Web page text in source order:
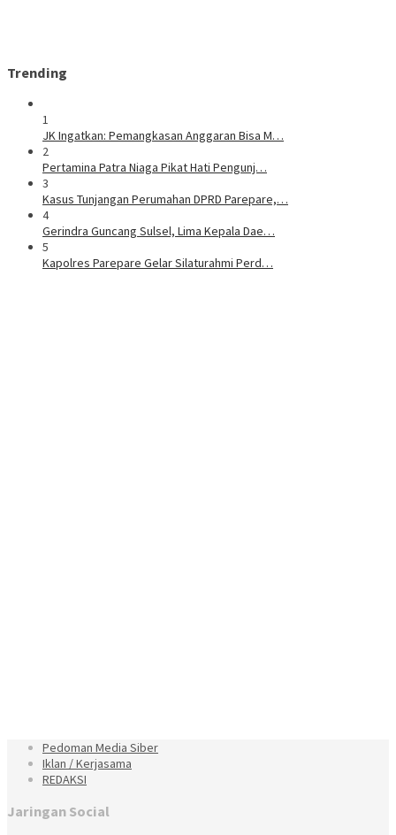
Trending
1
JK Ingatkan: Pemangkasan Anggaran Bisa M…
2
Pertamina Patra Niaga Pikat Hati Pengunj…
3
Kasus Tunjangan Perumahan DPRD Parepare,…
4
Gerindra Guncang Sulsel, Lima Kepala Dae…
5
Kapolres Parepare Gelar Silaturahmi Perd…
Pedoman Media Siber
Iklan / Kerjasama
REDAKSI
Jaringan Social